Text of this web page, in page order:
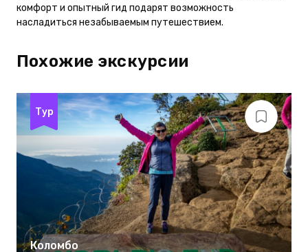
комфорт и опытный гид подарят возможность
насладиться незабываемым путешествием.
Похожие экскурсии
Тур
Коломбо